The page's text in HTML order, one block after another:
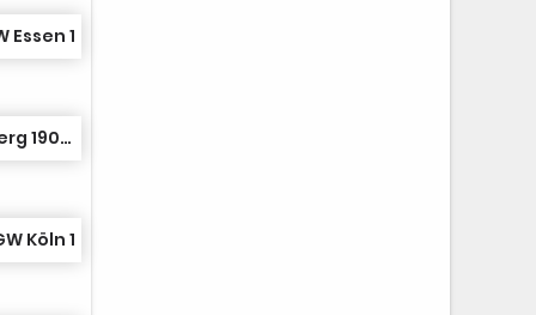
Essen 1
Sauerländer TK Arnsberg 1907 1
Köln 1